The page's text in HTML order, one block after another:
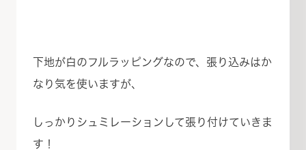
下地が白のフルラッピングなので、張り込みはか
なり気を使いますが、
しっかりシュミレーションして張り付けていきま
す！